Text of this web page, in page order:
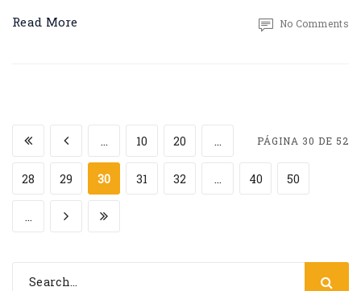
Read More No Comments
PÁGINA 30 DE 52
... 10 20 ...
28 29 30 31 32 ... 40 50
...